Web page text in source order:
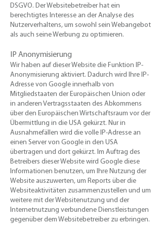
DSGVO. Der Websitebetreiber hat ein
berechtigtes Interesse an der Analyse des
Nutzerverhaltens, um sowohl sein Webangebot
als auch seine Werbung zu optimieren.​
IP Anonymisierung
​Wir haben auf dieser Website die Funktion IP-
Anonymisierung aktiviert. Dadurch wird Ihre IP-
Adresse von Google innerhalb von
Mitgliedstaaten der Europäischen Union oder
in anderen Vertragsstaaten des Abkommens
über den Europäischen Wirtschaftsraum vor der
Übermittlung in die USA gekürzt. Nur in
Ausnahmefällen wird die volle IP-Adresse an
einen Server von Google in den USA
übertragen und dort gekürzt. Im Auftrag des
Betreibers dieser Website wird Google diese
Informationen benutzen, um Ihre Nutzung der
Website auszuwerten, um Reports über die
Websiteaktivitäten zusammenzustellen und um
weitere mit der Websitenutzung und der
Internetnutzung verbundene Dienstleistungen
gegenüber dem Websitebetreiber zu erbringen.